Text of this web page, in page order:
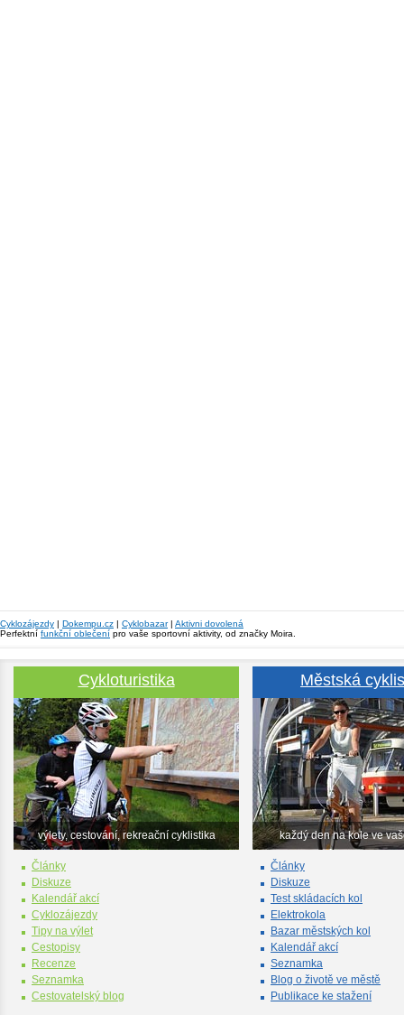
Cyklozájezdy | Dokempu.cz | Cyklobazar| Aktivni dovolená
Perfektní funkční oblečení pro vaše sportovní aktivity, od značky Moira.
Cykloturistika
výlety, cestování, rekreační cyklistika
Články
Diskuze
Kalendář akcí
Cyklozájezdy
Tipy na výlet
Cestopisy
Recenze
Seznamka
Cestovatelský blog
Městská
každý den na kole ve
Články
Diskuze
Test skládacích kol
Elektrokola
Bazar městských kol
Kalendář akcí
Seznamka
Blog o životě ve městě
Publikace ke stažení